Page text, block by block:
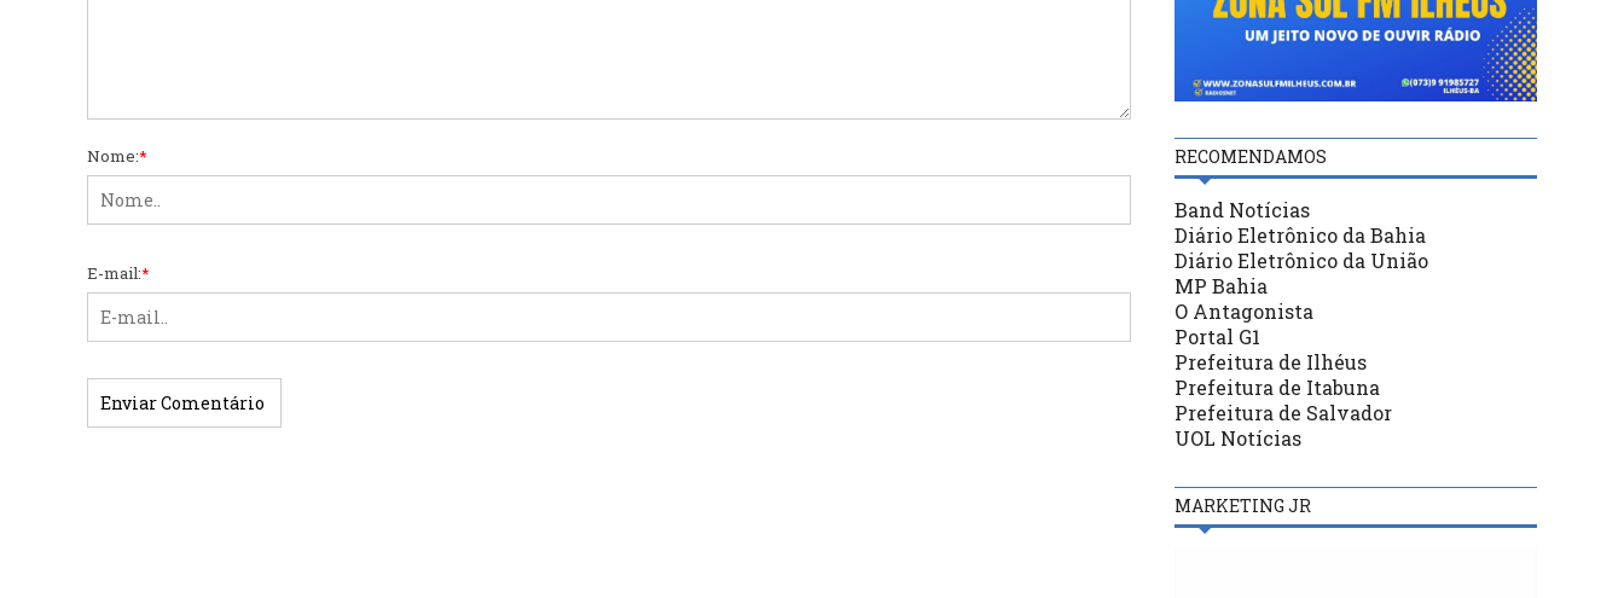
Nome:*
E-mail:*
RECOMENDAMOS
Band Notícias
Diário Eletrônico da Bahia
Diário Eletrônico da União
MP Bahia
O Antagonista
Portal G1
Prefeitura de Ilhéus
Prefeitura de Itabuna
Prefeitura de Salvador
UOL Notícias
MARKETING JR